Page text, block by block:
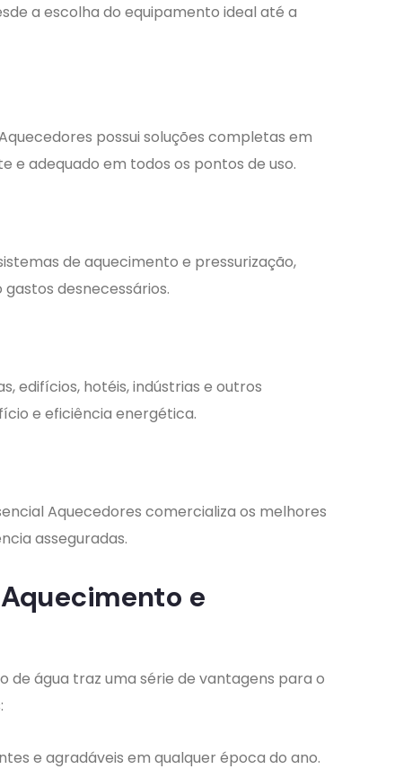
a escolha do equipamento ideal até a
possui soluções completas em
e adequado em todos os pontos de uso.
de aquecimento e pressurização,
desnecessários.
edifícios, hotéis, indústrias e outros
e eficiência energética.
Aquecedores comercializa os melhores
asseguradas.
e
de água traz uma série de vantagens para o
e agradáveis em qualquer época do ano.